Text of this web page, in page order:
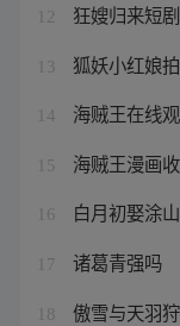
12 狂嫂归来短
13 狐妖小红娘
14 海贼王在线
15 海贼王漫画
16 白月初娶涂
17 诸葛青强吗
18 傲雪与天羽狩